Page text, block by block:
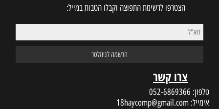
הצטרפו לרשימת התפוצה וקבלו הטבות במייל:
צרו קשר
טלפון: 052-6869366
אימייל: 18haycomp@gmail.com